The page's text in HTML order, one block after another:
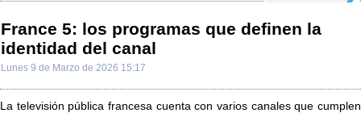
France 5: los programas que definen la
identidad del canal
Lunes 9 de Marzo de 2026 15:17
La televisión pública francesa cuenta con varios canales que cumplen